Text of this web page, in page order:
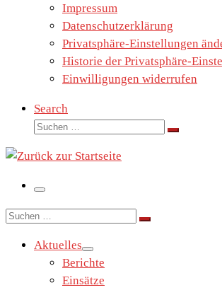
Impressum
Datenschutzerklärung
Privatsphäre-Einstellungen
Historie der Privatsphäre-
Einwilligungen widerrufen
Search
Suche
Suchen …
Menü
Suche
Suchen …
Aktuelles
Berichte
Einsätze